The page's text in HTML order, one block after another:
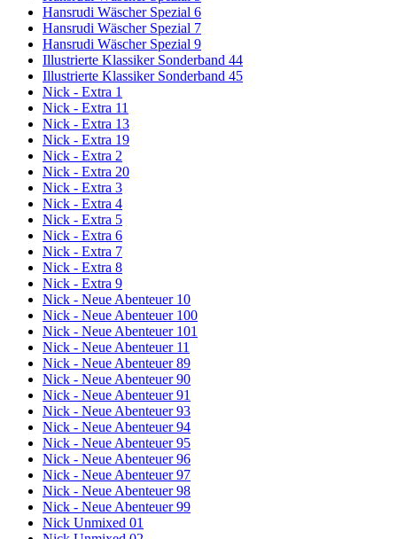
Hansrudi Wäscher Spezial 6
Hansrudi Wäscher Spezial 7
Hansrudi Wäscher Spezial 9
Illustrierte Klassiker Sonderband 44
Illustrierte Klassiker Sonderband 45
Nick - Extra 1
Nick - Extra 11
Nick - Extra 13
Nick - Extra 19
Nick - Extra 2
Nick - Extra 20
Nick - Extra 3
Nick - Extra 4
Nick - Extra 5
Nick - Extra 6
Nick - Extra 7
Nick - Extra 8
Nick - Extra 9
Nick - Neue Abenteuer 10
Nick - Neue Abenteuer 100
Nick - Neue Abenteuer 101
Nick - Neue Abenteuer 11
Nick - Neue Abenteuer 89
Nick - Neue Abenteuer 90
Nick - Neue Abenteuer 91
Nick - Neue Abenteuer 93
Nick - Neue Abenteuer 94
Nick - Neue Abenteuer 95
Nick - Neue Abenteuer 96
Nick - Neue Abenteuer 97
Nick - Neue Abenteuer 98
Nick - Neue Abenteuer 99
Nick Unmixed 01